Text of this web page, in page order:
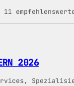
2026